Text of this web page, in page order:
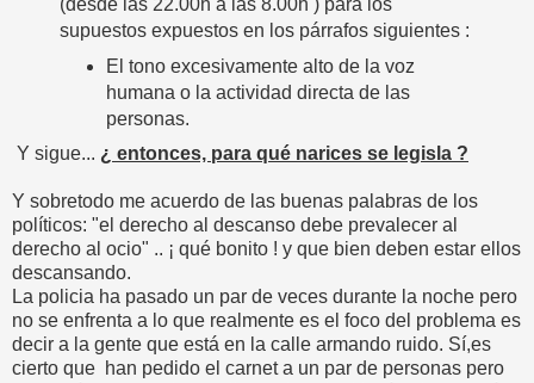
(desde las 22.00h a las 8.00h ) para los
supuestos expuestos en los párrafos siguientes :
El tono excesivamente alto de la voz
humana o la actividad directa de las
personas.
Y sigue... ¿ entonces, para qué narices se legisla ?
Y sobretodo me acuerdo de las buenas palabras de los
políticos: "el derecho al descanso debe prevalecer al
derecho al ocio" .. ¡ qué bonito ! y que bien deben estar ellos
descansando.
La policia ha pasado un par de veces durante la noche pero
no se enfrenta a lo que realmente es el foco del problema es
decir a la gente que está en la calle armando ruido. Sí,es
cierto que han pedido el carnet a un par de personas pero